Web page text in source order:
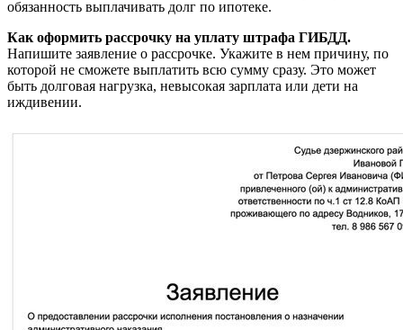
обязанность выплачивать долг по ипотеке.
Как оформить рассрочку на уплату штрафа ГИБДД.
Напишите заявление о рассрочке. Укажите в нем причину, по
которой не сможете выплатить всю сумму сразу. Это может
быть долговая нагрузка, невысокая зарплата или дети на
иждивении.